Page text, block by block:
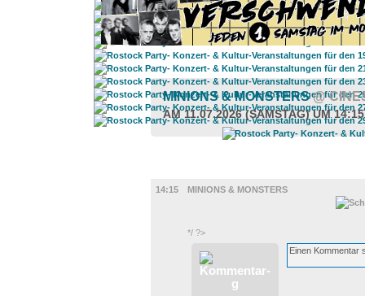
MINIONS & MONSTERS@
AM 11.07.2026 (SAMSTAG) UM
14:15
MINIONS & MONSTERS
*/ ?>